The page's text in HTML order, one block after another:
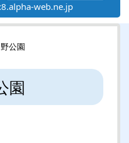
web.ne.jp
公園
園